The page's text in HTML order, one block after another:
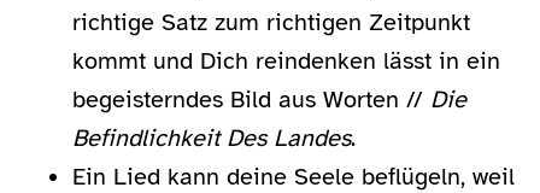
richtige Satz zum richtigen Zeitpunkt
kommt und Dich reindenken lässt in ein
begeisterndes Bild aus Worten // Die
Befindlichkeit Des Landes.
Ein Lied kann deine Seele beflügeln, weil